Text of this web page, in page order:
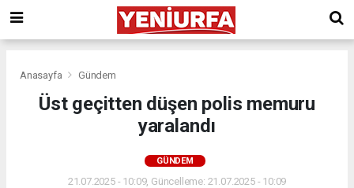
Anasayfa Gündem
Üst geçitten düşen polis memuru
yaralandı
GÜNDEM
21.07.2025 - 10:09, Güncelleme: 21.07.2025 - 10:09